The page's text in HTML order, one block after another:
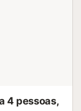
4 pessoas,